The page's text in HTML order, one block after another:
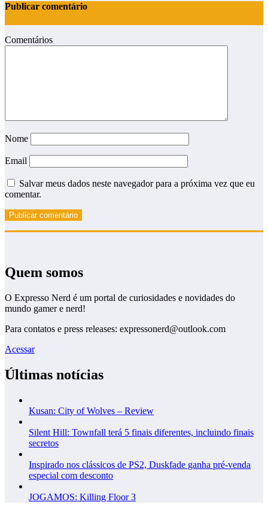
Publicar comentário
Comentários
Nome
Email
Salvar meus dados neste navegador para a próxima vez que eu
comentar.
Quem somos
O Expresso Nerd é um portal de curiosidades e novidades do
mundo gamer e nerd!
Para contatos e press releases: expressonerd@outlook.com
Acessar
Últimas notícias
Kusan: City of Wolves – Review
Silent Hill: Townfall terá 5 finais diferentes, incluindo finais
secretos
Inspirado nos clássicos de PS2, Duskfade ganha pré-venda
especial com desconto
JOGAMOS: Killing Floor 3